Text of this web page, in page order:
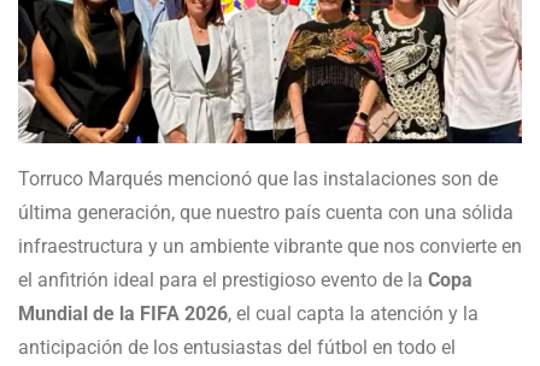
Torruco Marqués mencionó que las instalaciones son de
última generación, que nuestro país cuenta con una sólida
infraestructura y un ambiente vibrante que nos convierte en
el anfitrión ideal para el prestigioso evento de la Copa
Mundial de la FIFA 2026, el cual capta la atención y la
anticipación de los entusiastas del fútbol en todo el